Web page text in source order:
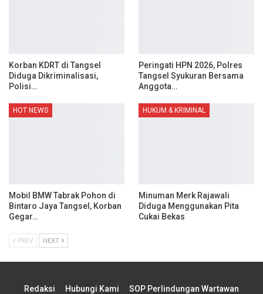
Korban KDRT di Tangsel
Diduga Dikriminalisasi,
Polisi…
Peringati HPN 2026, Polres
Tangsel Syukuran Bersama
Anggota…
HOT NEWS
Mobil BMW Tabrak Pohon di
Bintaro Jaya Tangsel, Korban
Gegar…
HUKUM & KRIMINAL
Minuman Merk Rajawali
Diduga Menggunakan Pita
Cukai Bekas
PREV NEXT
Redaksi Hubungi Kami SOP Perlindungan Wartawan